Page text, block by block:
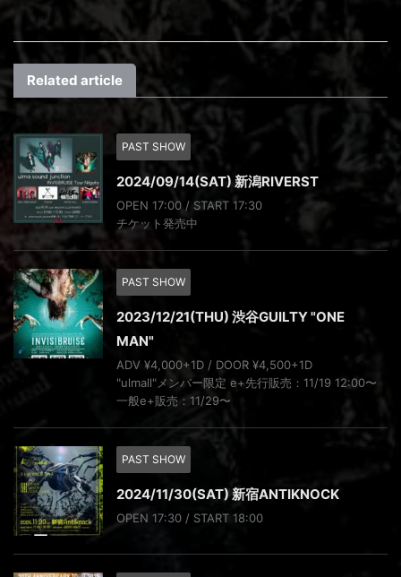
Related article
PAST SHOW
2024/09/14(SAT) 新潟RIVERST
OPEN 17:00 / START 17:30
チケット発売中
PAST SHOW
2023/12/21(THU) 渋谷GUILTY "ONE
MAN"
ADV ¥4,000+1D / DOOR ¥4,500+1D
"ulmall"メンバー限定 e+先行販売：11/19 12:00〜
一般e+販売：11/29〜
PAST SHOW
2024/11/30(SAT) 新宿ANTIKNOCK
OPEN 17:30 / START 18:00